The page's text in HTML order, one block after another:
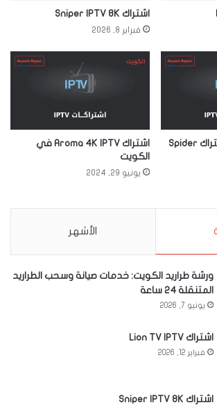
اشتراك Sniper IPTV 8K
فبراير 8, 2026
تجربة مذهلة مع اشتراك Spider
اشتراك Aroma 4K IPTV في
الكويت
يونيو 29, 2024
الأشهر
ورشة طراريد الكويت: خدمات صيانة وسحب الطراريد
المتنقلة 24 ساعة
يونيو 7, 2026
اشتراك Lion TV IPTV
فبراير 12, 2026
اشتراك Sniper IPTV 8K